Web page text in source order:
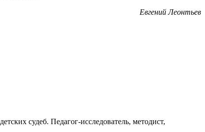
Евгений Леонтьев
судеб. Педагог-исследователь, методист,